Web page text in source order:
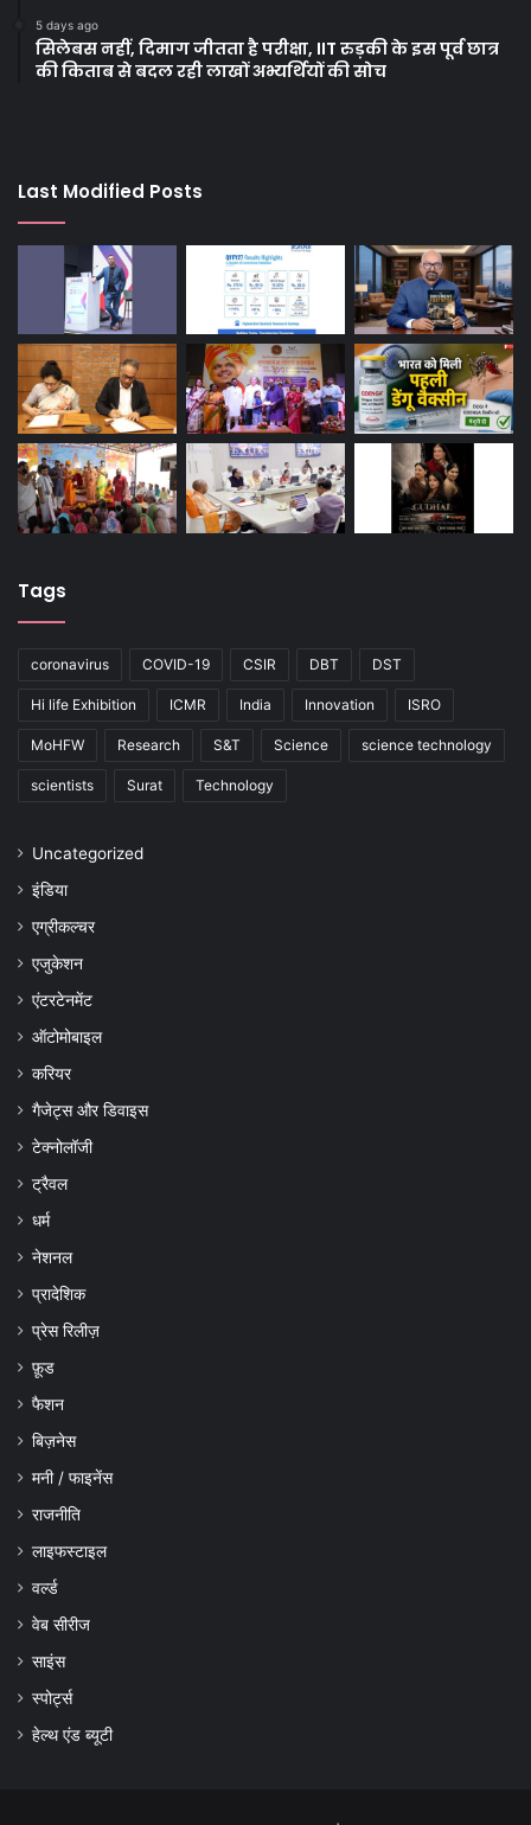
5 days ago
सिलेबस नहीं, दिमाग जीतता है परीक्षा, IIT रुड़की के इस पूर्व छात्र
की किताब से बदल रही लाखों अभ्यर्थियों की सोच
Last Modified Posts
Tags
coronavirus COVID-19 CSIR DBT DST
Hi life Exhibition ICMR India Innovation ISRO
MoHFW Research S&T Science science technology
scientists Surat Technology
Uncategorized
इंडिया
एग्रीकल्चर
एजुकेशन
एंटरटेनमेंट
ऑटोमोबाइल
करियर
गैजेट्स और डिवाइस
टेक्नोलॉजी
ट्रैवल
धर्म
नेशनल
प्रादेशिक
प्रेस रिलीज़
फ़ूड
फैशन
बिज़नेस
मनी / फाइनेंस
राजनीति
लाइफस्टाइल
वर्ल्ड
वेब सीरीज
साइंस
स्पोर्ट्स
हेल्थ एंड ब्यूटी